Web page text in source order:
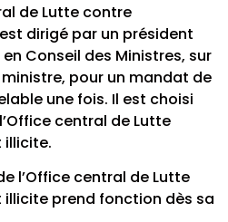
de Lutte contre
dirigé par un président
Conseil des Ministres, sur
pour un mandat de
une fois. Il est choisi
central de Lutte
illicite.
l’Office central de Lutte
illicite prend fonction dès sa